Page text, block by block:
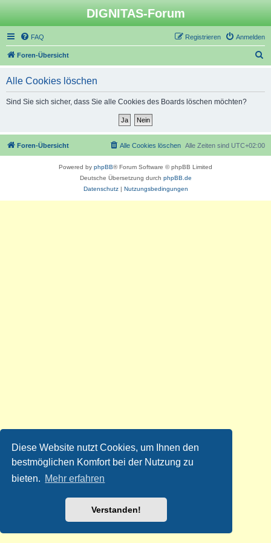
Diese Website nutzt Cookies, um Ihnen den
bestmöglichen Komfort bei der Nutzung zu
bieten. Mehr erfahren
Verstanden!
DIGNITAS-Forum
FAQ Anmelden
Registrieren
Foren-Übersicht
Alle Cookies löschen
Sind Sie sich sicher, dass Sie alle Cookies des Boards löschen möchten?
Foren-Übersicht Alle Zeiten sind UTC+02:00
Alle Cookies löschen
Powered by phpBB® Forum Software © phpBB Limited
Deutsche Übersetzung durch phpBB.de
Datenschutz| Nutzungsbedingungen